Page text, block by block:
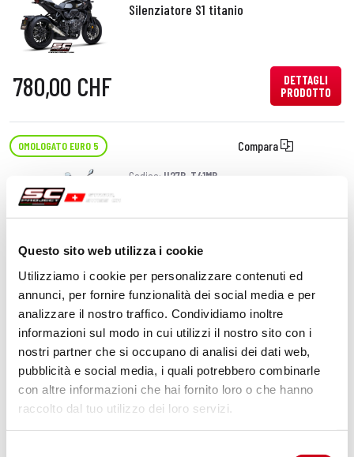
Questo sito web utilizza i cookie
Utilizziamo i cookie per personalizzare contenuti ed
annunci, per fornire funzionalità dei social media e per
analizzare il nostro traffico. Condividiamo inoltre
informazioni sul modo in cui utilizzi il nostro sito con i
nostri partner che si occupano di analisi dei dati web,
pubblicità e social media, i quali potrebbero combinarle
con altre informazioni che hai fornito loro o che hanno
raccolto dal tuo utilizzo dei loro servizi.
Silenziatore S1 titanio
780,00 CHF
DETTAGLI
PRODOTTO
OMOLOGATO EURO 5 Compara
Codice: H27B-T41MB
930,00 CHF
PRODOTTO
OMOLOGATO EURO 5 Compara
Codice:
Silenziatore S1-GP titanio